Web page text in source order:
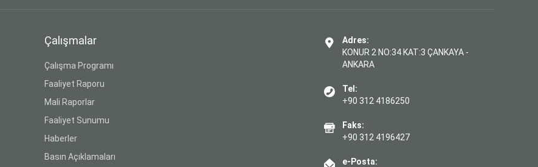
Çalışmalar
Çalışma Programı
Faaliyet Raporu
Mali Raporlar
Faaliyet Sunumu
Haberler
Basın Açıklamaları
Adres:
KONUR 2 NO:34 KAT:3 ÇANKAYA -
ANKARA
Tel:
+90 312 4186250
Faks:
+90 312 4196427
e-Posta: